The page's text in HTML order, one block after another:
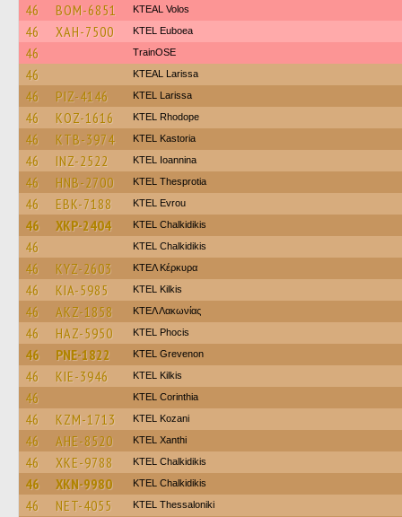
46 BOM-6851 KTEAL Volos
46 XAH-7500 ΚΤΕL Euboea
46 TrainΟSE
46 KTEAL Larissa
46 PIZ-4146 KTEL Larissa
46 KOZ-1616 KTEL Rhodope
46 KTB-3974 KTEL Kastoria
46 INZ-2522 KTEL Ioannina
46 HNB-2700 KTEL Thesprotia
46 EBK-7188 KTEL Evrou
46 XKP-2404 ΚΤΕL Chalkidikis
46 ΚΤΕL Chalkidikis
46 KYZ-2603 ΚΤΕΛ Κέρκυρα
46 KIA-5985 KTEL Kilkis
46 AKZ-1858 ΚΤΕΛ Λακωνίας
46 HAZ-5950 ΚΤΕL Phocis
46 PNE-1822 ΚΤΕL Grevenon
46 KIE-3946 KTEL Kilkis
46 KTEL Corinthia
46 KZM-1713 ΚΤΕL Kozani
46 AHE-8520 KTEL Xanthi
46 XKE-9788 ΚΤΕL Chalkidikis
46 XKN-9980 ΚΤΕL Chalkidikis
46 NET-4055 KTEL Thessaloniki